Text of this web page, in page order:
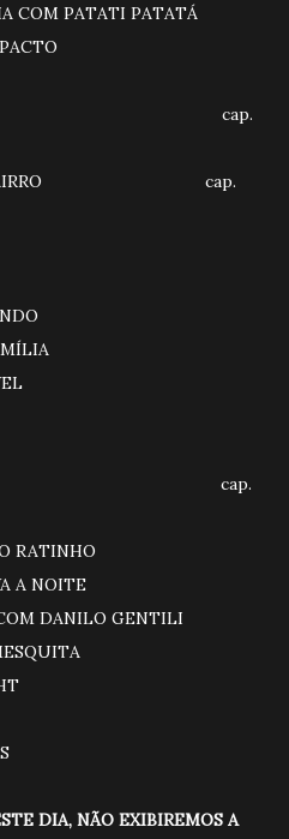
COM PATATI PATATÁ
cap.
BAIRRO cap.
RUBI
cap.
RATINHO
NOITE
DANILO GENTILI
DIA, NÃO EXIBIREMOS A